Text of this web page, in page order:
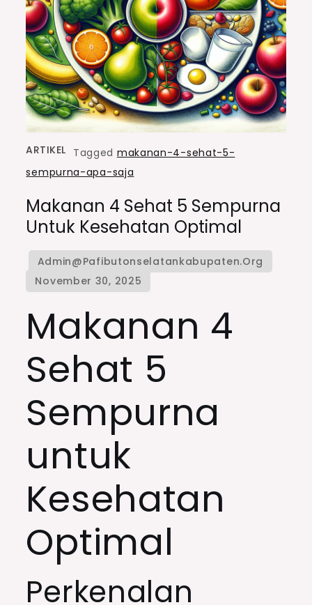
ARTIKEL Tagged makanan-4-sehat-5-
sempurna-apa-saja
Makanan 4 Sehat 5 Sempurna
Untuk Kesehatan Optimal
Makanan 4
Sehat 5
Sempurna
untuk
Kesehatan
Optimal
Perkenalan